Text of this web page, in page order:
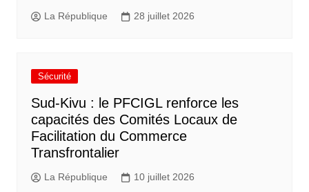
La République 28 juillet 2026
Sécurité
Sud-Kivu : le PFCIGL renforce les
capacités des Comités Locaux de
Facilitation du Commerce
Transfrontalier
La République 10 juillet 2026